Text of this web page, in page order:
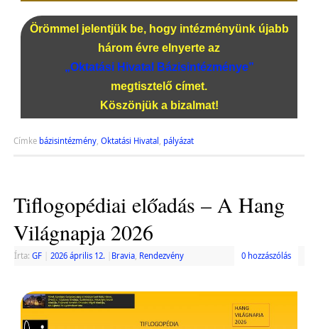
Örömmel jelentjük be, hogy intézményünk újabb
három évre elnyerte az
„Oktatási Hivatal Bázisintézménye”
megtisztelő címet.
Köszönjük a bizalmat!
Címke bázisintézmény, Oktatási Hivatal , pályázat
Tiflogopédiai előadás – A Hang
Világnapja 2026
Írta: GF 2026 április 12. Bravia, Rendezvény 0 hozzászólás